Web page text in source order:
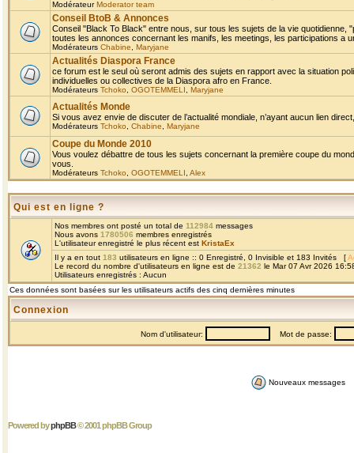
ModérateurModerator team
Conseil BtoB & Annonces
Conseil "Black To Black" entre nous, sur tous les sujets de la vie
toutes les annonces concernant les manifs, les meetings, les participations a
Modérateurs Chabine Maryjane
Actualités Diaspora France
ce forum est le seul où seront admis des sujets en rapport avec la situation
individuelles ou collectives de la Diaspora afro en France.
Modérateurs Tchoko OGOTEMMELI Maryjane
Actualités Monde
Si vous avez envie de discuter de l’actualité mondiale, n’ayant aucun lien
Modérateurs Tchoko Chabine Maryjane
Coupe du Monde 2010
Vous voulez débattre de tous les sujets concernant la première coupe du
vous.
Modérateurs Tchoko OGOTEMMELI Alex
Qui est en ligne ?
Nos membres ont posté un total de 112984 messages
Nous avons 1780506 membres enregistrés
L'utilisateur enregistré le plus récent est KristaEx
Il y a en tout 183 utilisateurs en ligne :: 0 Enregistré, 0 Invisible et 183 Invités [
Le record du nombre d'utilisateurs en ligne est de 21362 le Mar 07 Avr 2026
Utilisateurs enregistrés : Aucun
Ces données sont basées sur les utilisateurs actifs des cinq dernières minutes
Connexion
Nom d'utilisateur: Mot de passe:
Nouveaux messages
Powered byphpBB© 2001 phpBB Group